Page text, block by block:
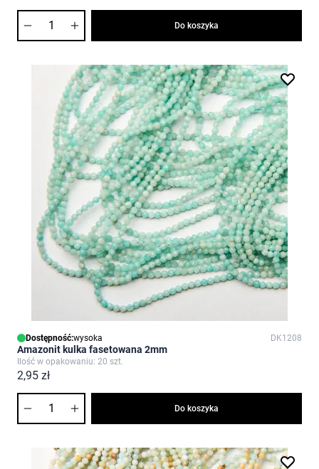
Do koszyka
Dostępność:wysoka DK1208
Amazonit kulka fasetowana 2mm
Ilość w opakowaniu: 20 szt.
2,95 zł
Do koszyka